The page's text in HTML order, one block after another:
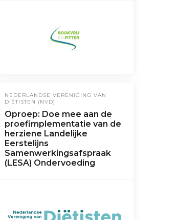
NEDERLANDSE VERENIGING VAN
DIËTISTEN (NVD)
Oproep: Doe mee aan de
proefimplementatie van de
herziene Landelijke
Eerstelijns
Samenwerkingsafspraak
(LESA) Ondervoeding